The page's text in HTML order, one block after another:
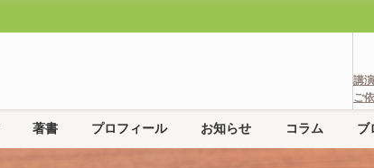
講
ご
著書 プロフィール お知らせ コラム ブ